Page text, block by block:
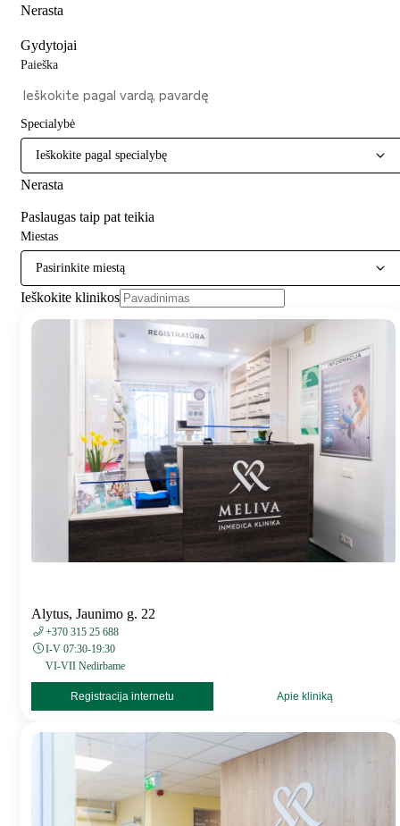
Nerasta
Gydytojai
Paieška
Specialybė
Ieškokite pagal specialybę
Nerasta
Paslaugas taip pat teikia
Miestas
Pasirinkite miestą
Ieškokite klinikos
Alytus, Jaunimo g. 22
+370 315 25 688
I-V 07:30-19:30
VI-VII Nedirbame
Registracija internetu Apie kliniką